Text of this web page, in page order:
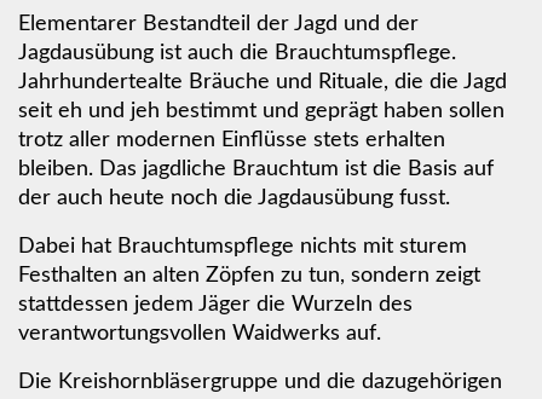
Elementarer Bestandteil der Jagd und der
Jagdausübung ist auch die Brauchtumspflege.
Jahrhundertealte Bräuche und Rituale, die die Jagd
seit eh und jeh bestimmt und geprägt haben sollen
trotz aller modernen Einflüsse stets erhalten
bleiben. Das jagdliche Brauchtum ist die Basis auf
der auch heute noch die Jagdausübung fusst.
Dabei hat Brauchtumspflege nichts mit sturem
Festhalten an alten Zöpfen zu tun, sondern zeigt
stattdessen jedem Jäger die Wurzeln des
verantwortungsvollen Waidwerks auf.
Die Kreishornbläsergruppe und die dazugehörigen